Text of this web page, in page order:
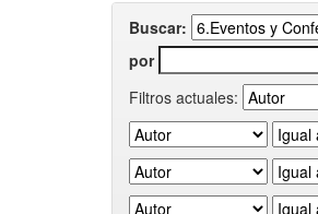
Buscar:
por
Filtros actuales: